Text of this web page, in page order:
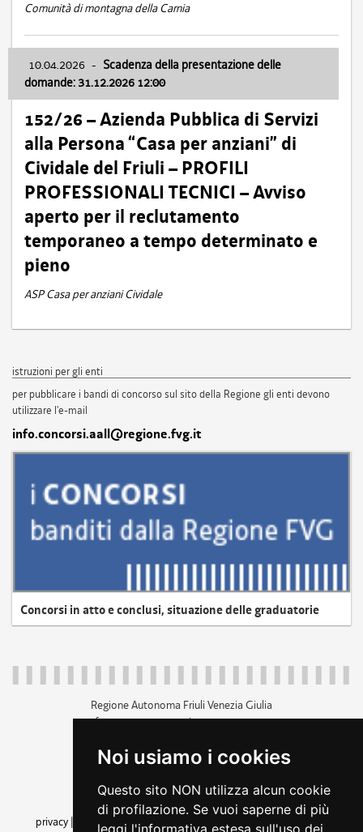
Noi usiamo i cookies
Questo sito NON utilizza alcun cookie
di profilazione. Se vuoi saperne di più
leggi l'informativa estesa sull'uso dei
Comunità di montagna della Carnia
10.04.2026 - Scadenza della presentazione delle
domande: 31.12.2026 12:00
152/26 – Azienda Pubblica di Servizi
alla Persona “Casa per anziani” di
Cividale del Friuli – PROFILI
PROFESSIONALI TECNICI – Avviso
aperto per il reclutamento
temporaneo a tempo determinato e
pieno
ASP Casa per anziani Cividale
istruzioni per gli enti
per pubblicare i bandi di concorso sul sito della Regione gli enti devono
utilizzare l'e-mail
info.concorsi.aall@regione.fvg.it
Concorsi in atto e conclusi, situazione delle graduatorie
Regione Autonoma Friuli Venezia Giulia
c.f. 80014930327; p.iva 00526040324
+39 040 3771111
amministrazione trasparente
privacy
cookie |note legali accessibilità
dichiarazione di